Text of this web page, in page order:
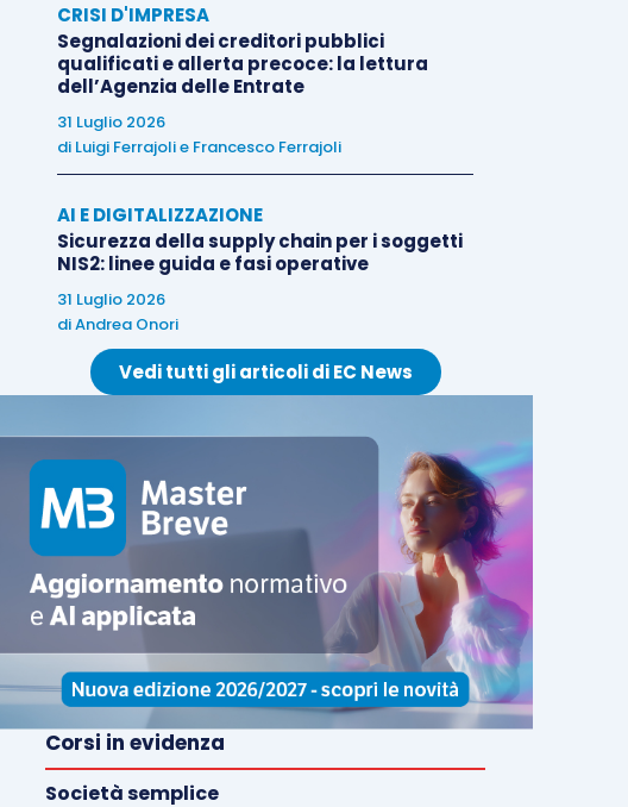
CRISI D'IMPRESA
Segnalazioni dei creditori pubblici
qualificati e allerta precoce: la lettura
dell’Agenzia delle Entrate
31 Luglio 2026
di Luigi Ferrajolie Francesco Ferrajoli
AI E DIGITALIZZAZIONE
Sicurezza della supply chain per i soggetti
NIS2: linee guida e fasi operative
31 Luglio 2026
diAndrea Onori
Vedi tutti gli articoli di EC News
Corsi in evidenza
Società semplice